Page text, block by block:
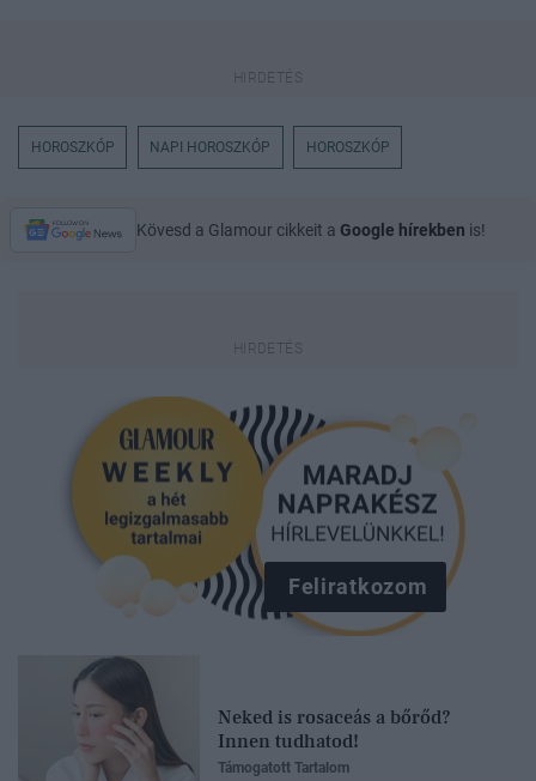
HOROSZKÓP NAPI HOROSZKÓP HOROSZKÓP
Kövesd a Glamour cikkeit a Google hírekben is!
Feliratkozom
Neked is rosaceás a bőrőd?
Innen tudhatod!
Támogatott Tartalom